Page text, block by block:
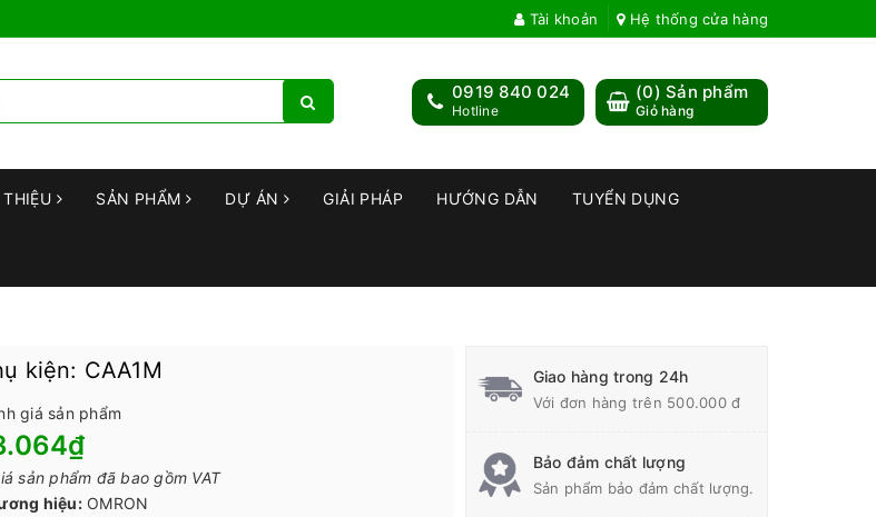
Tài khoản Hệ thống cửa hàng
(0) Sản phẩm
Giỏ hàng
0919 840 024
Hotline
SẢN PHẨM DỰ ÁN GIẢI PHÁP HƯỚNG DẪN TUYỂN DỤNG
kiện: CAA1M
giá sản phẩm
sản phẩm đã bao gồm VAT
hiệu: OMRON
Giao hàng trong 24h
Với đơn hàng trên 500.000 đ
Bảo đảm chất lượng
Sản phẩm bảo đảm chất lượng.